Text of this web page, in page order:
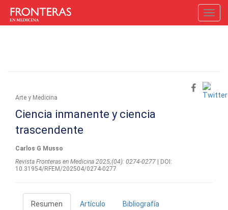
Arte y Medicina
Ciencia inmanente y ciencia
trascendente
Carlos G Musso
Revista Fronteras en Medicina 2025;(04): 0274-0277 | DOI:
10.31954/RFEM/202504/0274-0277
Resumen Artículo Bibliografía